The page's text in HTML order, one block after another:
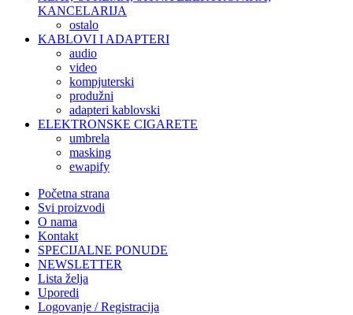
KANCELARIJA
ostalo
KABLOVI I ADAPTERI
audio
video
kompjuterski
produžni
adapteri kablovski
ELEKTRONSKE CIGARETE
umbrela
masking
ewapify
Početna strana
Svi proizvodi
O nama
Kontakt
SPECIJALNE PONUDE
NEWSLETTER
Lista želja
Uporedi
Logovanje / Registracija